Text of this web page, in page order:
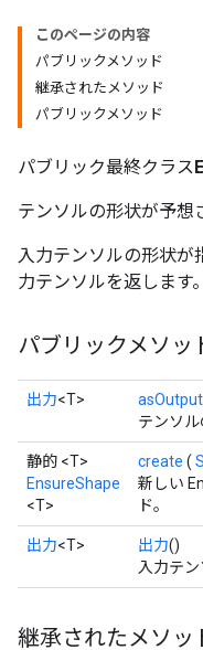
このページの内容
パブリックメソッド
継承されたメソッド
パブリックメソッド
パブリック最終クラス
テンソルの形状が予想
入力テンソルの形状が
力テンソルを返します。
パブリックメソッ
出力<T> asOutput
テンソル
静的 <T>
EnsureShape
<T>
create (
新しい
ド。
出力<T> 出力()
入力テ
継承されたメソッ